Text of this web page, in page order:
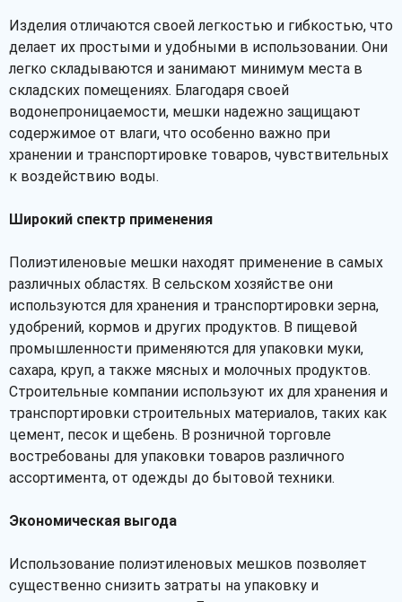
Изделия отличаются своей легкостью и гибкостью, что
делает их простыми и удобными в использовании. Они
легко складываются и занимают минимум места в
складских помещениях. Благодаря своей
водонепроницаемости, мешки надежно защищают
содержимое от влаги, что особенно важно при
хранении и транспортировке товаров, чувствительных
к воздействию воды.
Широкий спектр применения
Полиэтиленовые мешки находят применение в самых
различных областях. В сельском хозяйстве они
используются для хранения и транспортировки зерна,
удобрений, кормов и других продуктов. В пищевой
промышленности применяются для упаковки муки,
сахара, круп, а также мясных и молочных продуктов.
Строительные компании используют их для хранения и
транспортировки строительных материалов, таких как
цемент, песок и щебень. В розничной торговле
востребованы для упаковки товаров различного
ассортимента, от одежды до бытовой техники.
Экономическая выгода
Использование полиэтиленовых мешков позволяет
существенно снизить затраты на упаковку и